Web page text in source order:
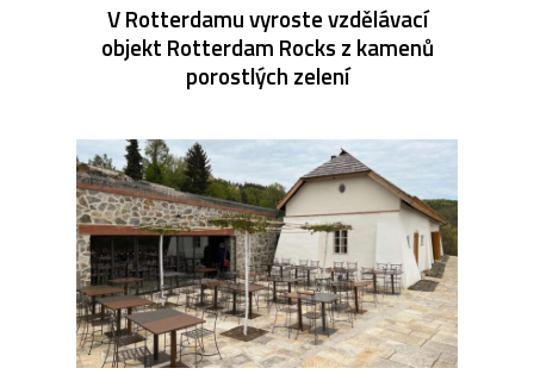
V Rotterdamu vyroste vzdělávací
objekt Rotterdam Rocks z kamenů
porostlých zelení